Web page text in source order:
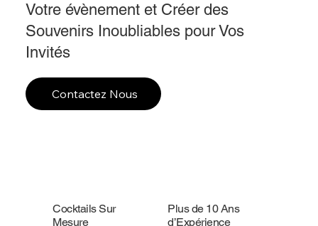
Votre évènement et Créer des
Souvenirs Inoubliables pour Vos
Invités
Contactez Nous
Cocktails Sur
Mesure
Plus de 10 Ans
d’Expérience